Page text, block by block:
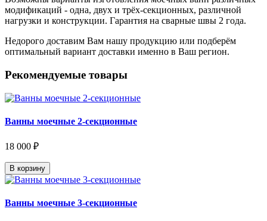
модификаций - одна, двух и трёх-секционных, различной
нагрузки и конструкции. Гарантия на сварные швы 2 года.
Недорого доставим Вам нашу продукцию или подберём
оптимальный вариант доставки именно в Ваш регион.
Рекомендуемые товары
Ванны моечные 2-секционные
18 000 ₽
В корзину
Ванны моечные 3-секционные